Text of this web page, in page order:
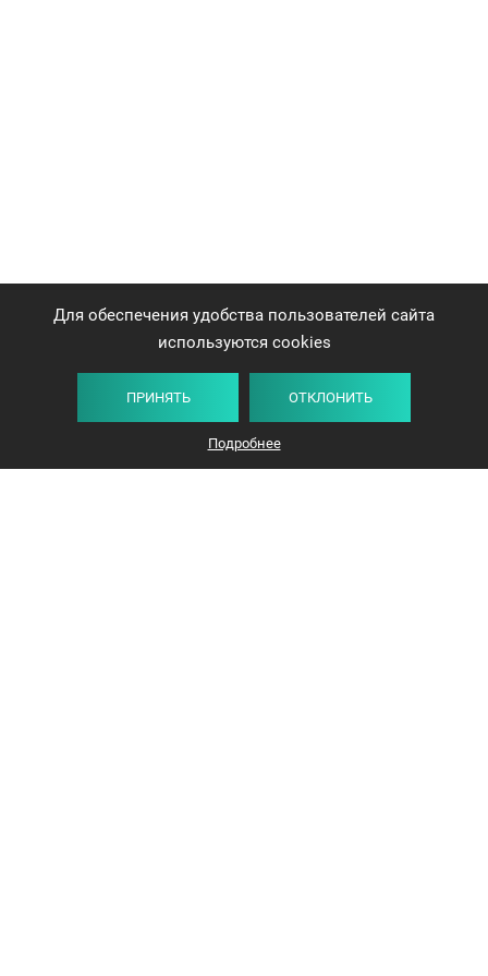
Плитка Карта Список
Для обеспечения удобства пользователей сайта
используются cookies
ПРИНЯТЬ ОТКЛОНИТЬ
Подробнее